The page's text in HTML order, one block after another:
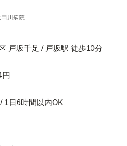
田川病院
戸坂千足 / 戸坂駅 徒歩10分
1日6時間以内OK